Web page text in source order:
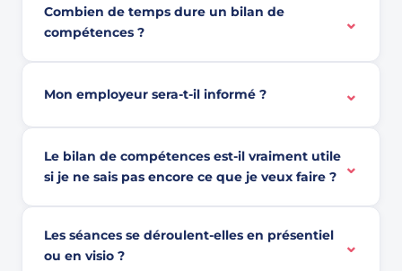
Combien de temps dure un bilan de
compétences ?
⌄
Mon employeur sera-t-il informé ? ⌄
Le bilan de compétences est-il vraiment utile
si je ne sais pas encore ce que je veux faire ?
⌄
Les séances se déroulent-elles en présentiel
ou en visio ?
⌄